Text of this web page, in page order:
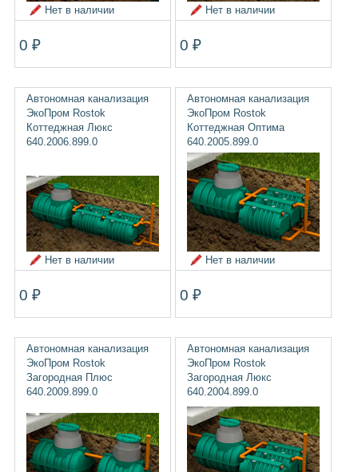
Нет в наличии
0 ₽
Нет в наличии
0 ₽
Автономная канализация
ЭкоПром Rostok
Коттеджная Люкс
640.2006.899.0
Нет в наличии
0 ₽
Автономная канализация
ЭкоПром Rostok
Коттеджная Оптима
640.2005.899.0
Нет в наличии
0 ₽
Автономная канализация
ЭкоПром Rostok
Загородная Плюс
640.2009.899.0
Автономная канализация
ЭкоПром Rostok
Загородная Люкс
640.2004.899.0